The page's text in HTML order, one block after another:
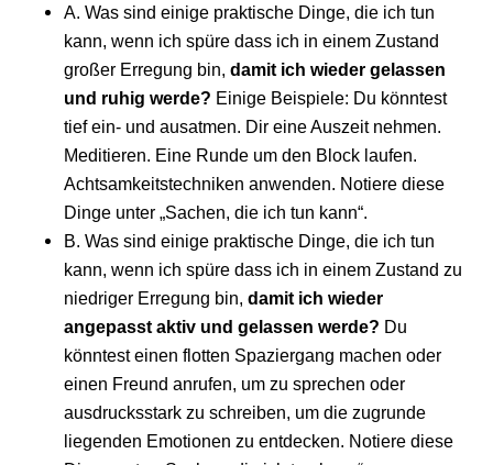
A. Was sind einige praktische Dinge, die ich tun
kann, wenn ich spüre dass ich in einem Zustand
großer Erregung bin, damit ich wieder gelassen
und ruhig werde? Einige Beispiele: Du könntest
tief ein- und ausatmen. Dir eine Auszeit nehmen.
Meditieren. Eine Runde um den Block laufen.
Achtsamkeitstechniken anwenden. Notiere diese
Dinge unter „Sachen, die ich tun kann“.
B. Was sind einige praktische Dinge, die ich tun
kann, wenn ich spüre dass ich in einem Zustand zu
niedriger Erregung bin, damit ich wieder
angepasst aktiv und gelassen werde? Du
könntest einen flotten Spaziergang machen oder
einen Freund anrufen, um zu sprechen oder
ausdrucksstark zu schreiben, um die zugrunde
liegenden Emotionen zu entdecken. Notiere diese